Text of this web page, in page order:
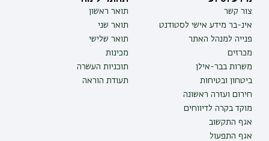
צור קשר
אינ-בר מידע אישי לסטודנט
פנייה למנהל האתר
מכרזים
משרות בבר-אילן
ביטחון ובטיחות
חירום ועזרה ראשונה
מוקד בקרה לדיווחים
אגף התקשוב
אגף התפעול
תואר ראשון
תואר שני
תואר שלישי
מכינות
תוכניות העשרה
תעודת הוראה